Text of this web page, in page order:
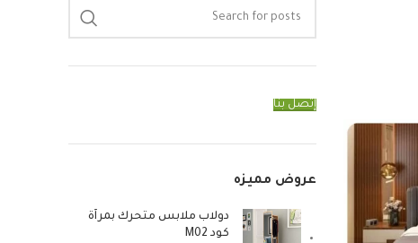
إتصل بنا
عروض مميزه
دولاب ملابس متحرك بمرآة
كود M02